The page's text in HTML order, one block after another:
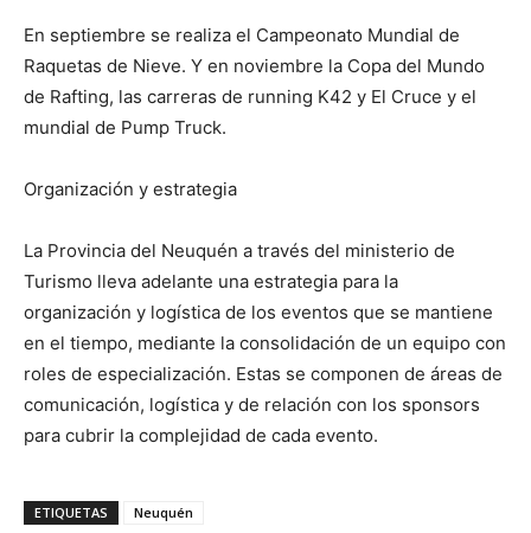
En septiembre se realiza el Campeonato Mundial de
Raquetas de Nieve. Y en noviembre la Copa del Mundo
de Rafting, las carreras de running K42 y El Cruce y el
mundial de Pump Truck.
Organización y estrategia
La Provincia del Neuquén a través del ministerio de
Turismo lleva adelante una estrategia para la
organización y logística de los eventos que se mantiene
en el tiempo, mediante la consolidación de un equipo con
roles de especialización. Estas se componen de áreas de
comunicación, logística y de relación con los sponsors
para cubrir la complejidad de cada evento.
ETIQUETAS Neuquén